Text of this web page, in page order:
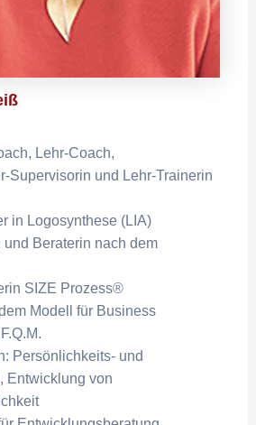
Lehr-Coach,
Supervisorin und Lehr-Trainerin
in Logosynthese (LIA)
Beraterin nach dem
SIZE Prozess®
Modell für Business
Persönlichkeits- und
Entwicklung von